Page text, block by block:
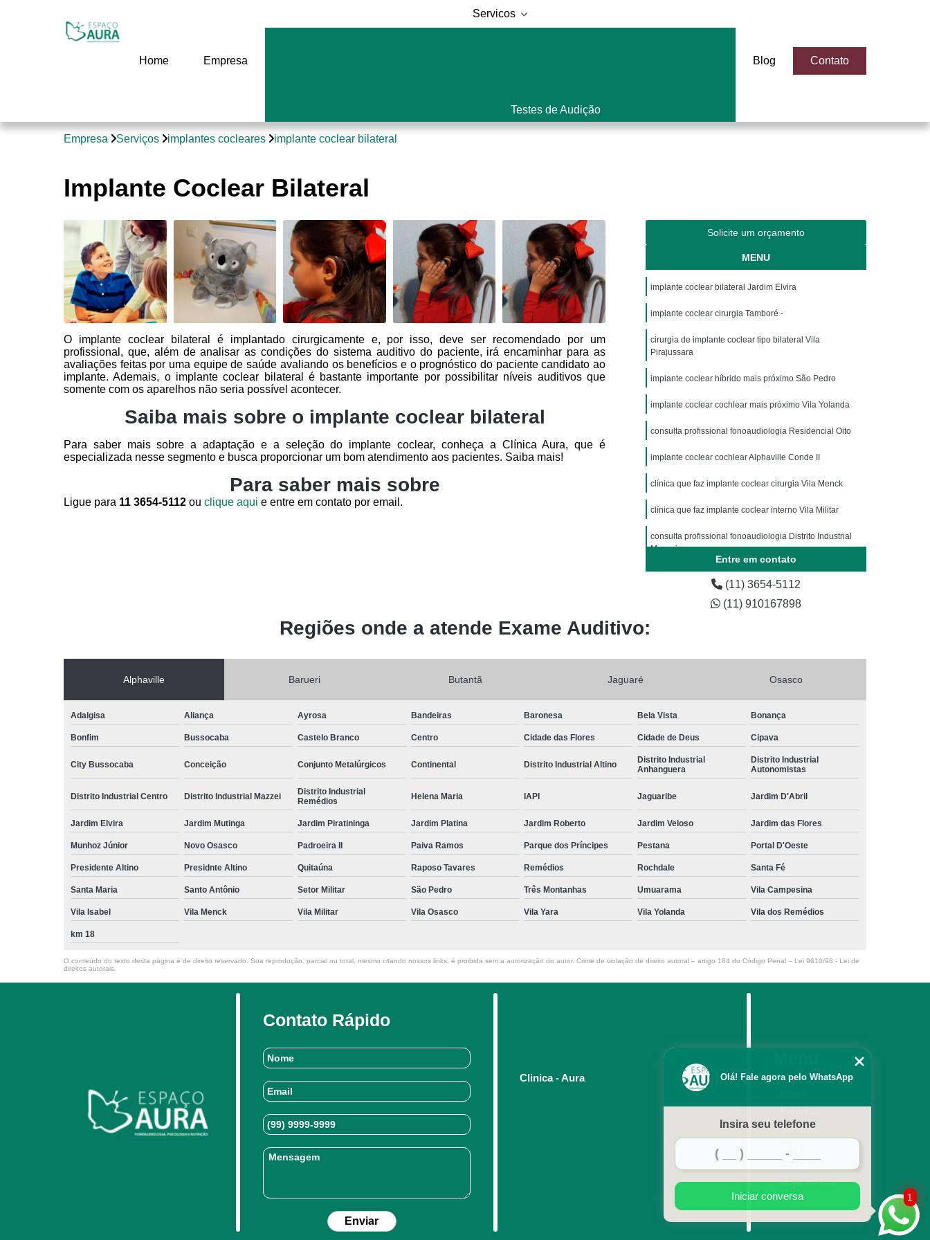
Home Empresa
Servicos
Testes de Audição
Blog Contato
Empresa Serviços implantes cocleares implante coclear bilateral
Implante Coclear Bilateral
O implante coclear bilateral é implantado cirurgicamente e, por isso, deve ser recomendado por um
profissional, que, além de analisar as condições do sistema auditivo do paciente, irá encaminhar para as
avaliações feitas por uma equipe de saúde avaliando os benefícios e o prognóstico do paciente candidato ao
implante. Ademais, o implante coclear bilateral é bastante importante por possibilitar níveis auditivos que
somente com os aparelhos não seria possível acontecer.
Saiba mais sobre o implante coclear bilateral
Para saber mais sobre a adaptação e a seleção do implante coclear, conheça a Clínica Aura, que é
especializada nesse segmento e busca proporcionar um bom atendimento aos pacientes. Saiba mais!
Para saber mais sobre
Ligue para 11 3654-5112 ou clique aqui e entre em contato por email.
Solicite um orçamento
MENU
implante coclear bilateral Jardim Elvira
implante coclear cirurgia Tamboré -
cirurgia de implante coclear tipo bilateral Vila
Pirajussara
implante coclear híbrido mais próximo São Pedro
implante coclear cochlear mais próximo Vila Yolanda
consulta profissional fonoaudiologia Residencial Oito
implante coclear cochlear Alphaville Conde II
clínica que faz implante coclear cirurgia Vila Menck
clínica que faz implante coclear interno Vila Militar
consulta profissional fonoaudiologia Distrito Industrial
Mazzei
cirurgia de implante coclear híbrido Vila dos Remédios
implante coclear cirurgia Jardim das Flores
implante coclear cochlear mais próximo Conjunto
Metalúrgicos
cirurgia de implante coclear Conjunto Butantã
cirurgia de implante coclear tipo bilateral Três
Montanhas
implante coclear tipo bilateral Conceição
cirurgia de implante auditivo coclear Butantã
implante coclear interno mais próximo Jaguaribe
cirurgia de implante coclear bilateral Santa Maria
clínica que faz consulta profissional fonoaudiologia Vila
implantes coclear moderno Santo Antônio
cirurgia de implante coclear cochlear Nova Aldeinha
cirurgia de implante coclear Jardim Platina
implante coclear unilateral Parque dos Príncipes
Entre em contato
(11) 3654-5112
(11) 910167898
Regiões onde a atende Exame Auditivo:
Alphaville Barueri Butantã Jaguaré Osasco
Adalgisa Aliança Ayrosa Bandeiras Baronesa Bela Vista Bonança
Bonfim Bussocaba Castelo Branco Centro Cidade das Flores Cidade de Deus Cipava
City Bussocaba Conceição Conjunto Metalúrgicos Continental Distrito Industrial Altino
Distrito Industrial
Anhanguera
Distrito Industrial
Autonomistas
Distrito Industrial Centro Distrito Industrial Mazzei
Distrito Industrial
Remédios
Helena Maria IAPI Jaguaribe Jardim D'Abril
Jardim Elvira Jardim Mutinga Jardim Piratininga Jardim Platina Jardim Roberto Jardim Veloso Jardim das Flores
Munhoz Júnior Novo Osasco Padroeira II Paiva Ramos Parque dos Príncipes Pestana Portal D'Oeste
Presidente Altino Presidnte Altino Quitaúna Raposo Tavares Remédios Rochdale Santa Fé
Santa Maria Santo Antônio Setor Militar São Pedro Três Montanhas Umuarama Vila Campesina
Vila Isabel Vila Menck Vila Militar Vila Osasco Vila Yara Vila Yolanda Vila dos Remédios
km 18
O conteúdo do texto desta página é de direito reservado. Sua reprodução, parcial ou total, mesmo citando nossos links, é proibida sem a autorização do autor. Crime de violação de direito autoral – artigo 184 do Código Penal – Lei 9610/98 - Lei de
direitos autorais
Contato Rápido
Clinica - Aura
Osasco - SP - CEP: 06010-090
Servicos
Mapa do site
1
Olá! Fale agora pelo WhatsApp
Insira seu telefone
Iniciar conversa